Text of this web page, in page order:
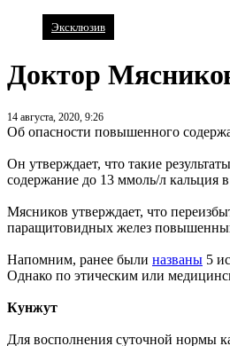
Эксклюзив
Доктор
14 августа, 2020, 9:26
Об опасности повышенного
Он утверждает, что такие
содержание до 13 ммоль/л кальция
Мясников утверждает, что
паращитовидных желез
Напомним, ранее были названы 5
Однако по этическим или
Кунжут
Для восполнения суточной нормы